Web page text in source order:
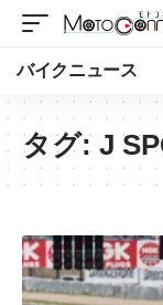
バイクニュース
タグ: J